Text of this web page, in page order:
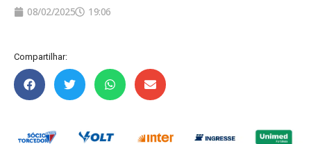
08/02/2025 19:06
Compartilhar: